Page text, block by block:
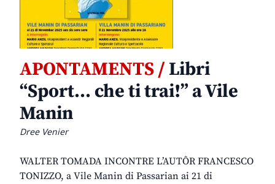
APONTAMENTS /Libri
“Sport… che ti trai!” a Vile
Manin
Dree Venier
WALTER TOMADA INCONTRE L’AUTÔR FRANCESCO
TONIZZO, a Vile Manin di Passarian ai 21 di